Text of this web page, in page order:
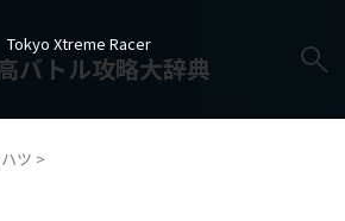
Tokyo Xtreme Racer
バトル攻略大辞典
ツ >